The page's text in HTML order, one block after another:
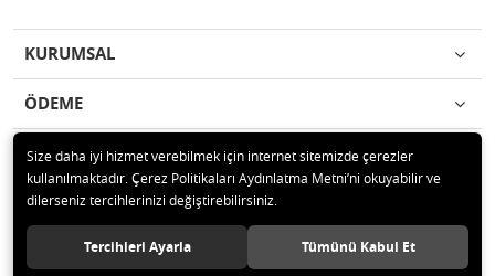
KURUMSAL
ÖDEME
İLETİŞİM
© 2020 Avize Marketim Tüm hakları saklıdır.
Size daha iyi hizmet verebilmek için internet sitemizde çerezler
kullanılmaktadır. Çerez Politikaları Aydınlatma Metni’ni okuyabilir ve
dilerseniz tercihlerinizi değiştirebilirsiniz.
Tercihleri Ayarla Tümünü Kabul Et